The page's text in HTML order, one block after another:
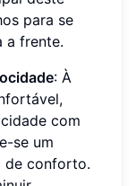
para se
a frente.
: À
com
se um
de conforto.